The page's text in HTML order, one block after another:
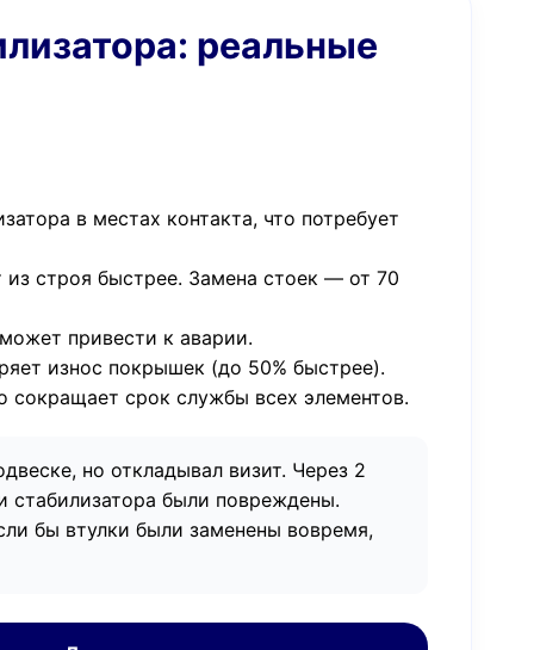
реальные
в местах контакта, что потребует
строя быстрее. Замена стоек — от 70
привести к аварии.
износ покрышек (до 50% быстрее).
сокращает срок службы всех элементов.
но откладывал визит. Через 2
стабилизатора были повреждены.
бы втулки были заменены вовремя,